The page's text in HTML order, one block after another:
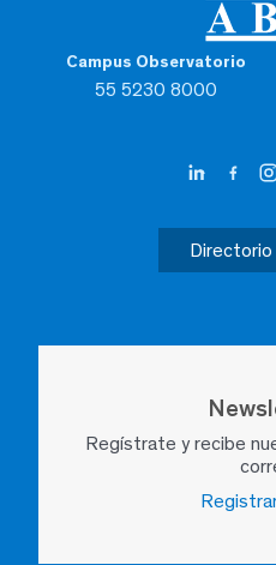
Campus Observatorio
55 5230 8000
Directorio
Regístrate y recibe